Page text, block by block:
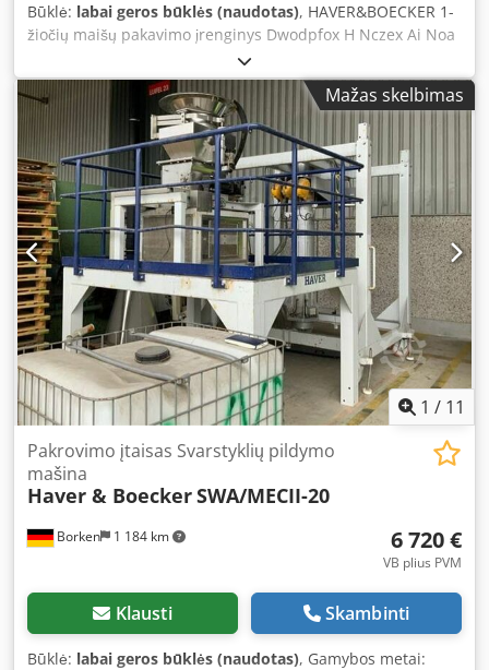
Būklė: labai geros būklės (naudotas), HAVER&BOECKER 1-
žiočių maišų pakavimo įrenginys Dwodpfox H Nczex Ai Noa
Mažas skelbimas
1 / 11
Borken 1 184 km
Pakrovimo įtaisas Svarstyklių pildymo
mašina
Haver & BoeckerSWA/MECII-20
6 720 €
VB plius PVM
Klausti Skambinti
Būklė: labai geros būklės (naudotas), Gamybos metai: